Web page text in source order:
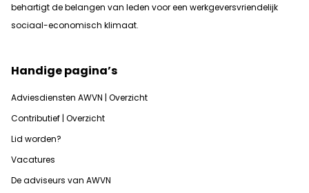
behartigt de belangen van leden voor een werkgeversvriendelijk
sociaal-economisch klimaat.
Handige pagina’s
Adviesdiensten AWVN | Overzicht
Contributief | Overzicht
Lid worden?
Vacatures
De adviseurs van AWVN